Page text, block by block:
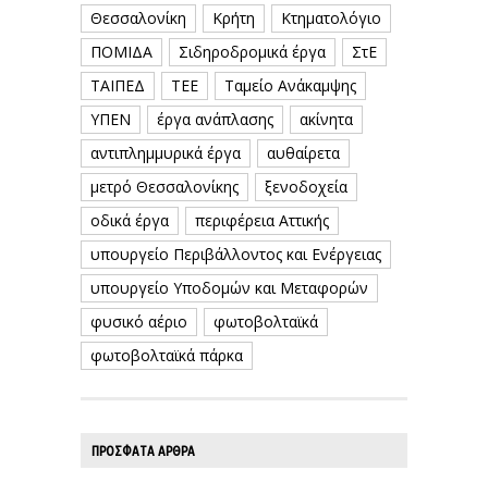
Θεσσαλονίκη
Κρήτη
Κτηματολόγιο
ΠΟΜΙΔΑ
Σιδηροδρομικά έργα
ΣτΕ
ΤΑΙΠΕΔ
ΤΕΕ
Ταμείο Ανάκαμψης
ΥΠΕΝ
έργα ανάπλασης
ακίνητα
αντιπλημμυρικά έργα
αυθαίρετα
μετρό Θεσσαλονίκης
ξενοδοχεία
οδικά έργα
περιφέρεια Αττικής
υπουργείο Περιβάλλοντος και Ενέργειας
υπουργείο Υποδομών και Μεταφορών
φυσικό αέριο
φωτοβολταϊκά
φωτοβολταϊκά πάρκα
ΠΡΟΣΦΑΤΑ ΑΡΘΡΑ